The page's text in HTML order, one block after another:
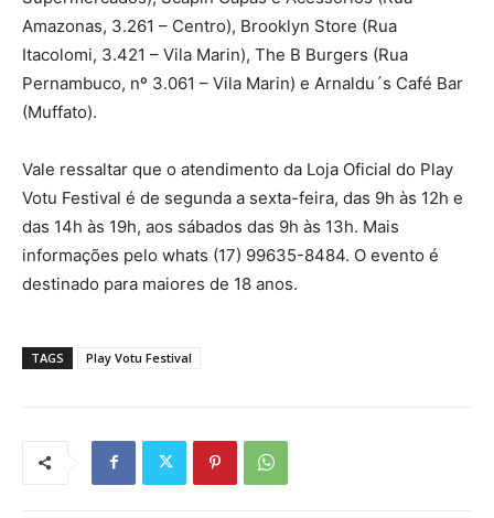
Amazonas, 3.261 – Centro), Brooklyn Store (Rua
Itacolomi, 3.421 – Vila Marin), The B Burgers (Rua
Pernambuco, nº 3.061 – Vila Marin) e Arnaldu´s Café Bar
(Muffato).
Vale ressaltar que o atendimento da Loja Oficial do Play
Votu Festival é de segunda a sexta-feira, das 9h às 12h e
das 14h às 19h, aos sábados das 9h às 13h. Mais
informações pelo whats (17) 99635-8484. O evento é
destinado para maiores de 18 anos.
TAGS Play Votu Festival